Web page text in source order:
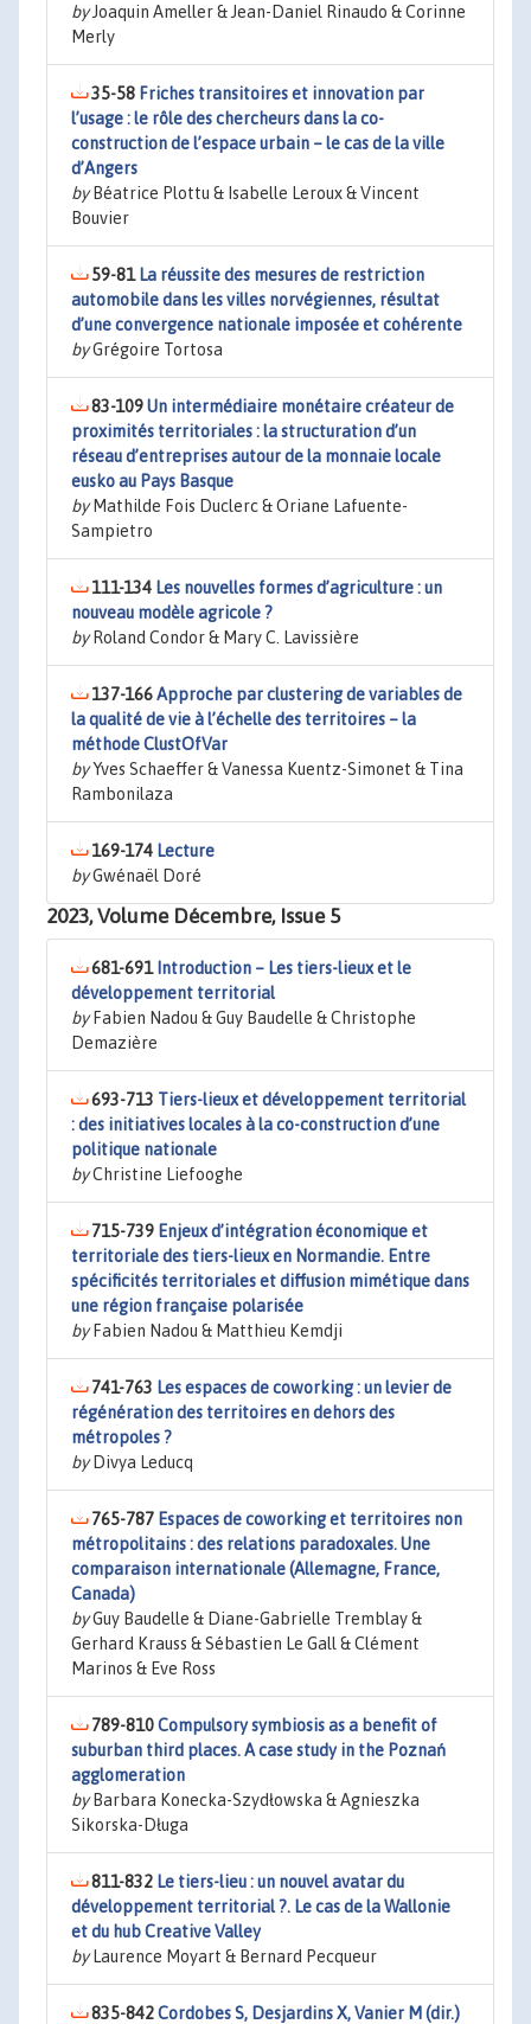
byJoaquin Ameller & Jean-Daniel Rinaudo & Corinne
Merly
35-58 Friches transitoires et innovation par
l’usage : le rôle des chercheurs dans la co-
construction de l’espace urbain – le cas de la ville
d’Angers
byBéatrice Plottu & Isabelle Leroux & Vincent
Bouvier
59-81 La réussite des mesures de restriction
automobile dans les villes norvégiennes, résultat
d’une convergence nationale imposée et cohérente
byGrégoire Tortosa
83-109Un intermédiaire monétaire créateur de
proximités territoriales : la structuration d’un
réseau d’entreprises autour de la monnaie locale
eusko au Pays Basque
byMathilde Fois Duclerc & Oriane Lafuente-
Sampietro
111-134 Les nouvelles formes d’agriculture : un
nouveau modèle agricole ?
byRoland Condor & Mary C. Lavissière
137-166Approche par clustering de variables de
la qualité de vie à l’échelle des territoires – la
méthode ClustOfVar
byYves Schaeffer & Vanessa Kuentz-Simonet & Tina
Rambonilaza
169-174 Lecture
byGwénaël Doré
2023, Volume Décembre, Issue 5
681-691 Introduction – Les tiers-lieux et le
développement territorial
byFabien Nadou & Guy Baudelle & Christophe
Demazière
693-713 Tiers-lieux et développement territorial
: des initiatives locales à la co-construction d’une
politique nationale
byChristine Liefooghe
715-739 Enjeux d’intégration économique et
territoriale des tiers-lieux en Normandie. Entre
spécificités territoriales et diffusion mimétique dans
une région française polarisée
byFabien Nadou & Matthieu Kemdji
741-763 Les espaces de coworking : un levier de
régénération des territoires en dehors des
métropoles ?
byDivya Leducq
765-787 Espaces de coworking et territoires non
métropolitains : des relations paradoxales. Une
comparaison internationale (Allemagne, France,
Canada)
byGuy Baudelle & Diane-Gabrielle Tremblay &
Gerhard Krauss & Sébastien Le Gall & Clément
Marinos & Eve Ross
789-810Compulsory symbiosis as a benefit of
suburban third places. A case study in the Poznań
agglomeration
byBarbara Konecka-Szydłowska & Agnieszka
Sikorska-Długa
811-832 Le tiers-lieu : un nouvel avatar du
développement territorial ?. Le cas de la Wallonie
et du hub Creative Valley
byLaurence Moyart & Bernard Pecqueur
835-842Cordobes S, Desjardins X, Vanier M (dir.)